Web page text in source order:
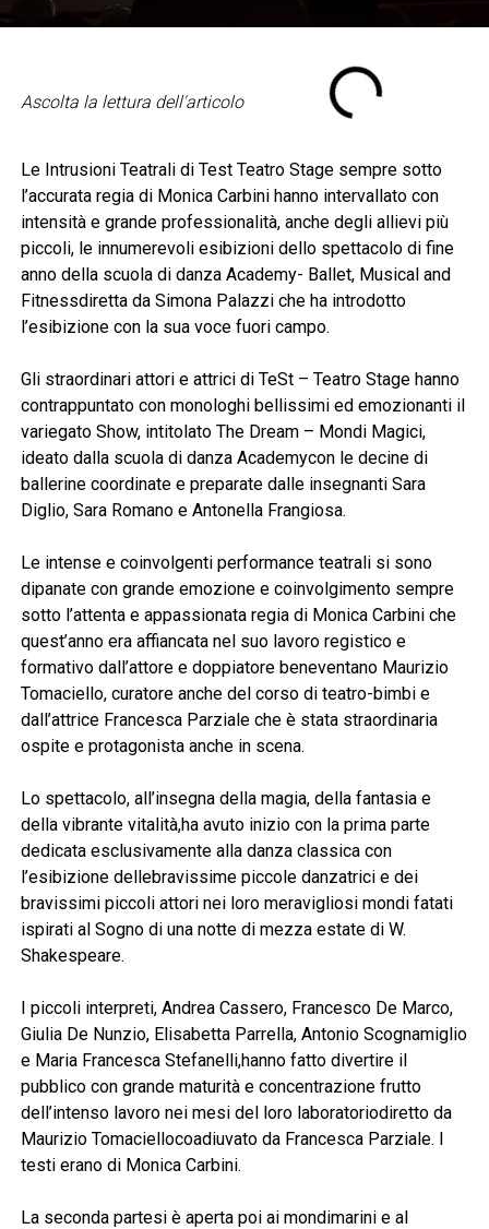
Ascolta la lettura dell'articolo
Le Intrusioni Teatrali di Test Teatro Stage sempre sotto
l’accurata regia di Monica Carbini hanno intervallato con
intensità e grande professionalità, anche degli allievi più
piccoli, le innumerevoli esibizioni dello spettacolo di fine
anno della scuola di danza Academy- Ballet, Musical and
Fitnessdiretta da Simona Palazzi che ha introdotto
l’esibizione con la sua voce fuori campo.
Gli straordinari attori e attrici di TeSt – Teatro Stage hanno
contrappuntato con monologhi bellissimi ed emozionanti il
variegato Show, intitolato The Dream – Mondi Magici,
ideato dalla scuola di danza Academycon le decine di
ballerine coordinate e preparate dalle insegnanti Sara
Diglio, Sara Romano e Antonella Frangiosa.
Le intense e coinvolgenti performance teatrali si sono
dipanate con grande emozione e coinvolgimento sempre
sotto l’attenta e appassionata regia di Monica Carbini che
quest’anno era affiancata nel suo lavoro registico e
formativo dall’attore e doppiatore beneventano Maurizio
Tomaciello, curatore anche del corso di teatro-bimbi e
dall’attrice Francesca Parziale che è stata straordinaria
ospite e protagonista anche in scena.
Lo spettacolo, all’insegna della magia, della fantasia e
della vibrante vitalità,ha avuto inizio con la prima parte
dedicata esclusivamente alla danza classica con
l’esibizione dellebravissime piccole danzatrici e dei
bravissimi piccoli attori nei loro meravigliosi mondi fatati
ispirati al Sogno di una notte di mezza estate di W.
Shakespeare.
I piccoli interpreti, Andrea Cassero, Francesco De Marco,
Giulia De Nunzio, Elisabetta Parrella, Antonio Scognamiglio
e Maria Francesca Stefanelli,hanno fatto divertire il
pubblico con grande maturità e concentrazione frutto
dell’intenso lavoro nei mesi del loro laboratoriodiretto da
Maurizio Tomaciellocoadiuvato da Francesca Parziale. I
testi erano di Monica Carbini.
La seconda partesi è aperta poi ai mondimarini e al